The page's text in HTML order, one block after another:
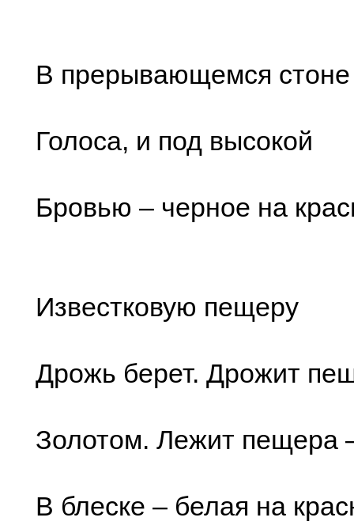
В прерывающемся стоне
Голоса, и под высокой
Бровью – черное на
Известковую пещеру
Дрожь берет. Дрожит
Золотом. Лежит
В блеске – белая на